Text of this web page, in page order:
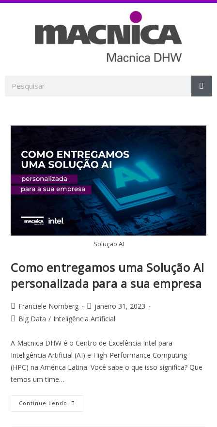
Solução AI
Como entregamos uma Solução AI
personalizada para a sua empresa
Franciele Nornberg
janeiro 31, 2023
Big Data / Inteligência Artificial
A Macnica DHW é o Centro de Excelência Intel para
Inteligência Artificial (AI) e High-Performance Computing
(HPC) na América Latina. Você sabe o que isso significa? Que
temos um time…
Continue Lendo